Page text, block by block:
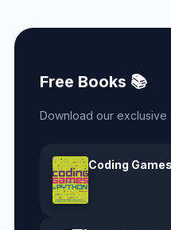
Free Books 📚
Download our
Coding